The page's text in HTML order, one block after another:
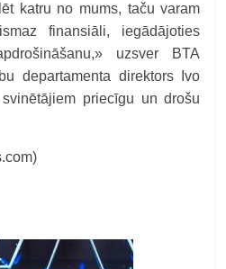
katru no mums, taču varam
finansiāli, iegādājoties
uzsver BTA
departamenta direktors Ivo
priecīgu un drošu